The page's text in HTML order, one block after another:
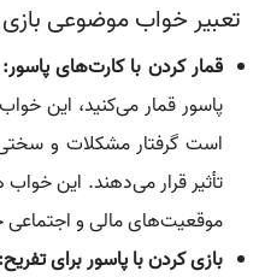
تعبیر خواب موضوعی
قمار کردن با کارت‌های پاسور:
پاسور قمار می‌کنید، این
است گرفتار مشکلات و
تأثیر قرار می‌دهند. این
موقعیت‌های مالی و اجتماعی
بازی کردن با پاسور برای تفریح: